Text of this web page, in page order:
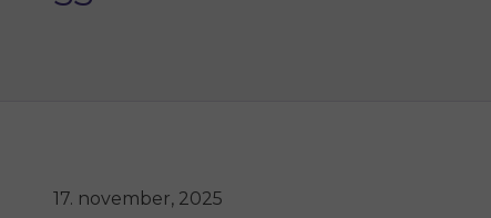
17. november, 2025